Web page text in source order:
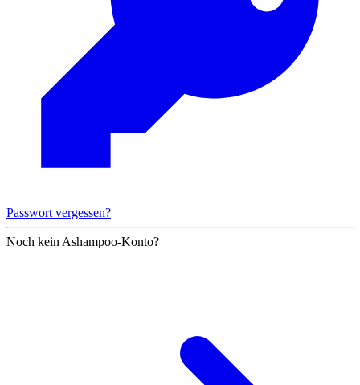
Passwort vergessen?
Noch kein Ashampoo-Konto?